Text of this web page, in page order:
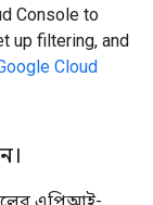
Console to
up filtering, and
Cloud